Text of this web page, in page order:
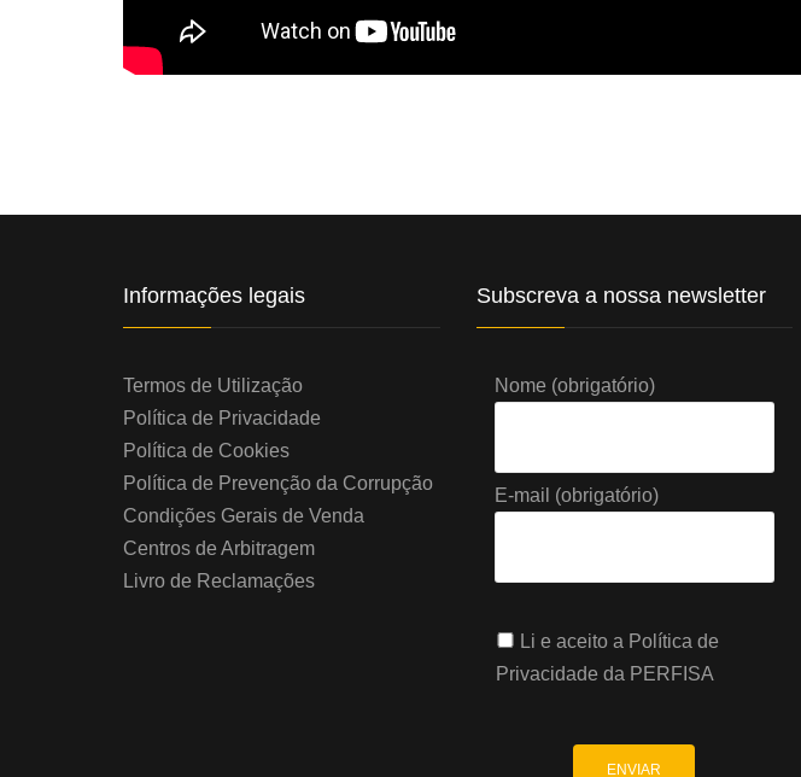
Informações legais
Termos de Utilização
Política de Privacidade
Política de Cookies
Política de Prevenção da Corrupção
Condições Gerais de Venda
Centros de Arbitragem
Livro de Reclamações
Subscreva a nossa newsletter
Nome (obrigatório)
E-mail (obrigatório)
Li e aceito a Política de
Privacidade da PERFISA